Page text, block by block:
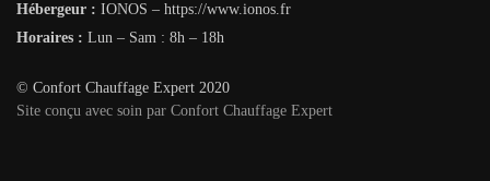
Hébergeur : IONOS – https://www.ionos.fr
Horaires : Lun – Sam : 8h – 18h
© Confort Chauffage Expert 2020
Site conçu avec soin par Confort Chauffage Expert